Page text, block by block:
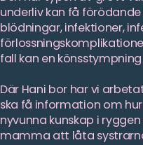
underliv kan få förödande
blödningar, infektioner,
fall kan en
Där Hani bor har vi
ska få information om
nyvunna kunskap i
mamma att låta